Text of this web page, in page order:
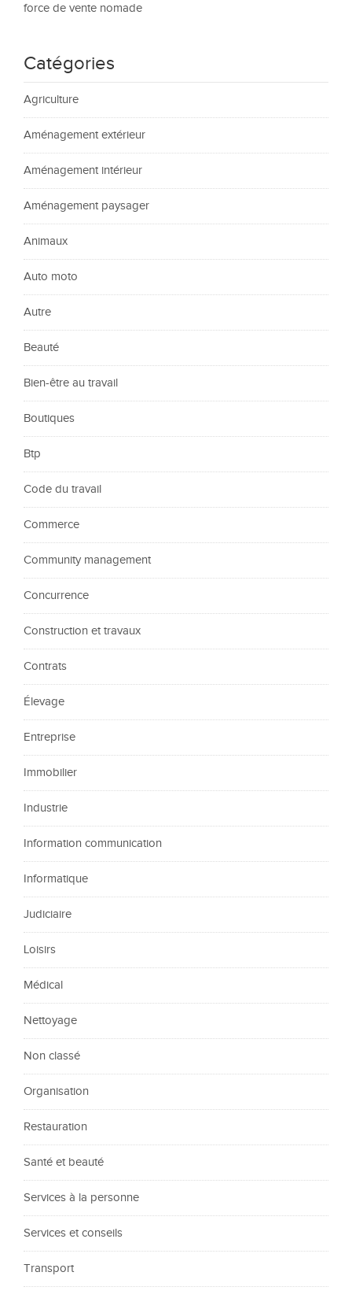
force de vente nomade
Catégories
Agriculture
Aménagement extérieur
Aménagement intérieur
Aménagement paysager
Animaux
Auto moto
Autre
Beauté
Bien-être au travail
Boutiques
Btp
Code du travail
Commerce
Community management
Concurrence
Construction et travaux
Contrats
Élevage
Entreprise
Immobilier
Industrie
Information communication
Informatique
Judiciaire
Loisirs
Médical
Nettoyage
Non classé
Organisation
Restauration
Santé et beauté
Services à la personne
Services et conseils
Transport